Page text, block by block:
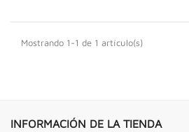
Mostrando 1-1 de 1 artículo(s)
INFORMACIÓN DE LA TIENDA